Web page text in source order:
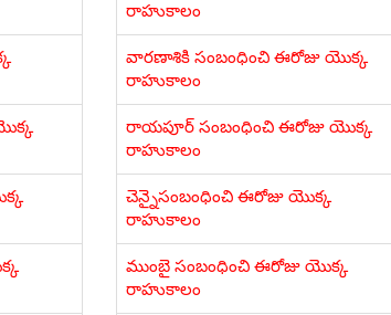
రాహుకాలం
వారణాశికి సంబంధించి ఈరోజు యొక్క
రాహుకాలం
రాయపూర్ సంబంధించి ఈరోజు యొక్క
రాహుకాలం
చెన్నైసంబంధించి ఈరోజు యొక్క
రాహుకాలం
ముంబై సంబంధించి ఈరోజు యొక్క
రాహుకాలం